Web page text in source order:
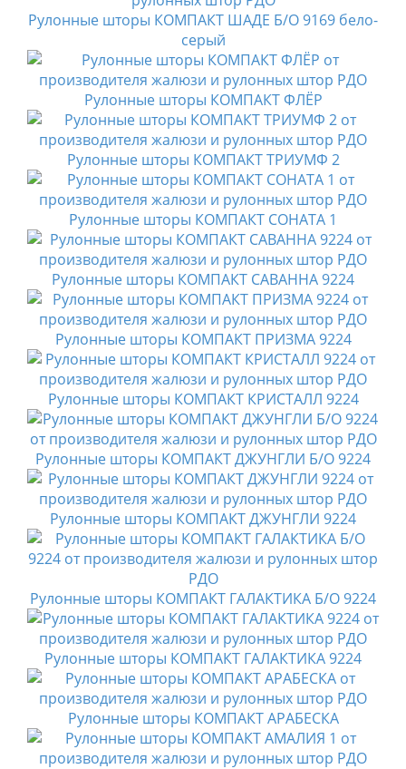
Рулонные шторы КОМПАКТ ШАДЕ Б/О 9169 бело-
серый
Рулонные шторы КОМПАКТ ФЛЁР
Рулонные шторы КОМПАКТ ТРИУМФ 2
Рулонные шторы КОМПАКТ СОНАТА 1
Рулонные шторы КОМПАКТ САВАННА 9224
Рулонные шторы КОМПАКТ ПРИЗМА 9224
Рулонные шторы КОМПАКТ КРИСТАЛЛ 9224
Рулонные шторы КОМПАКТ ДЖУНГЛИ Б/О 9224
Рулонные шторы КОМПАКТ ДЖУНГЛИ 9224
Рулонные шторы КОМПАКТ ГАЛАКТИКА Б/О 9224
Рулонные шторы КОМПАКТ ГАЛАКТИКА 9224
Рулонные шторы КОМПАКТ АРАБЕСКА